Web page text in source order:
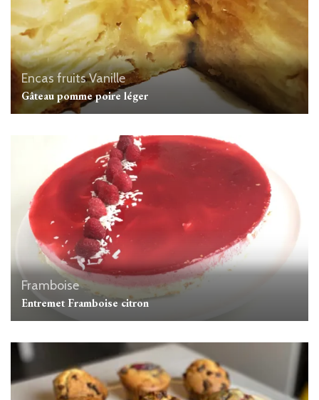
EncasfruitsVanille
Gâteau pomme poire léger
Framboise
Entremet Framboise citron